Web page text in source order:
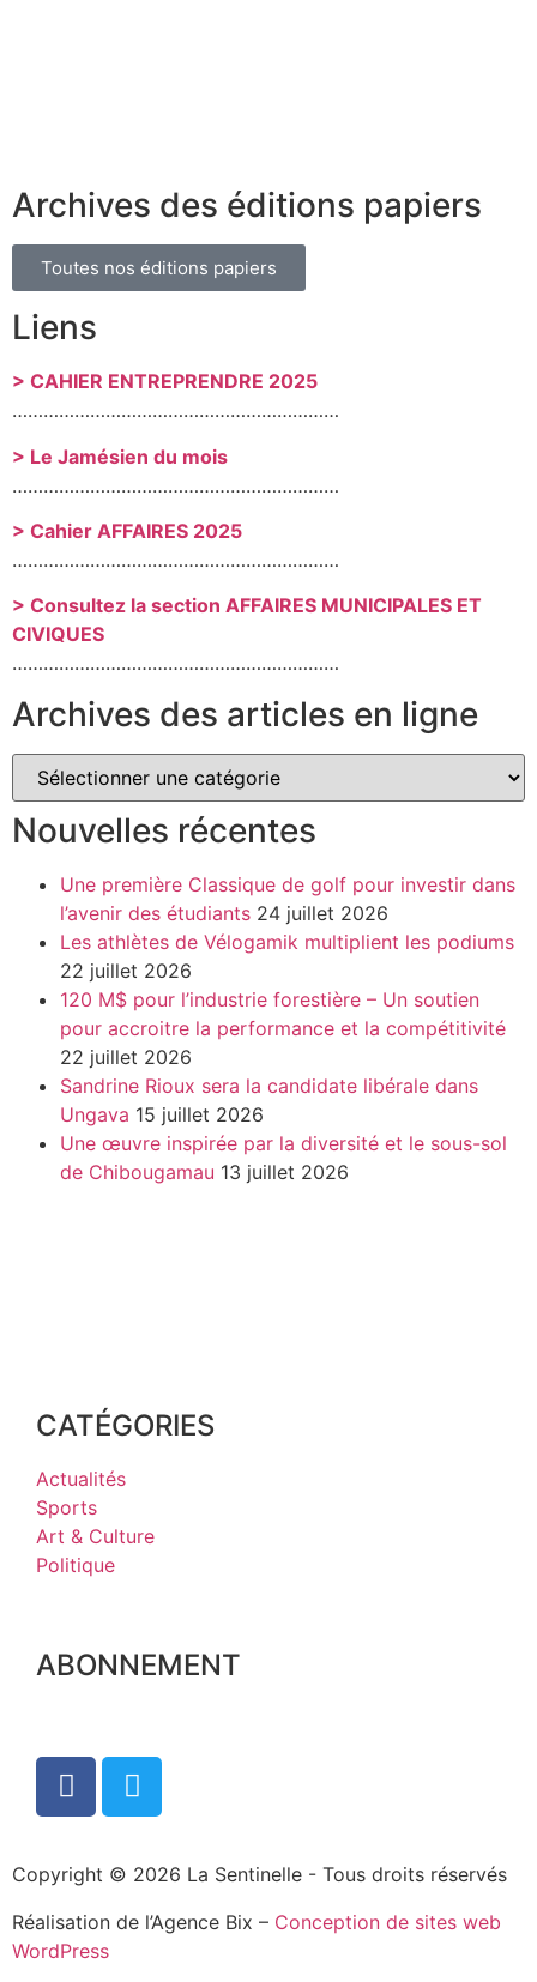
Archives des éditions papiers
Toutes nos éditions papiers
Liens
> CAHIER ENTREPRENDRE 2025
………………………………………………………
> Le Jamésien du mois
………………………………………………………
> Cahier AFFAIRES 2025
………………………………………………………
> Consultez la section AFFAIRES MUNICIPALES ET
CIVIQUES
………………………………………………………
Archives des articles en ligne
Nouvelles récentes
Une première Classique de golf pour investir dans
l’avenir des étudiants 24 juillet 2026
Les athlètes de Vélogamik multiplient les podiums
22 juillet 2026
120 M$ pour l’industrie forestière – Un soutien
pour accroitre la performance et la compétitivité
22 juillet 2026
Sandrine Rioux sera la candidate libérale dans
Ungava 15 juillet 2026
Une œuvre inspirée par la diversité et le sous-sol
de Chibougamau 13 juillet 2026
CATÉGORIES
Actualités
Sports
Art & Culture
Politique
ABONNEMENT
Copyright © 2026 La Sentinelle - Tous droits réservés
Réalisation de l’Agence Bix – Conception de sites web
WordPress